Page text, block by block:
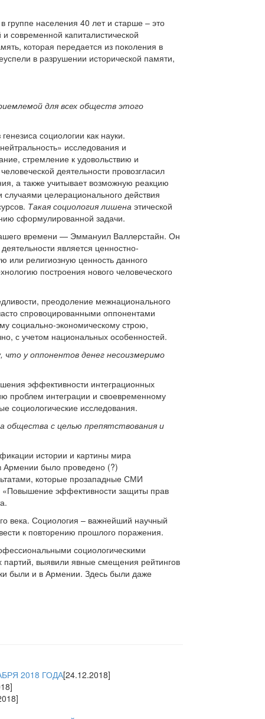
населения 40 лет и старше – это
современной капиталистической
которая передается из поколения в
в разрушении исторической памяти,
для всех обществ этого
социологии как науки.
исследования и
стремление к удовольствию и
деятельности провозгласил
а также учитывает возможную реакцию
целерационального действия
Такая социология лишена этической
сформулированной задачи.
времени — Эммануил Валлерстайн. Он
является ценностно-
или религиозную ценность данного
построения нового человеческого
преодоление межнационального
спровоцированными оппонентами
социально-экономическому строю,
с учетом национальных особенностей.
у оппонентов денег несоизмеримо
эффективности интеграционных
проблем интеграции и своевременному
социологические исследования.
общества с целью препятствования и
истории и картины мира
Армении было проведено (?)
которые прозападные СМИ
эффективности защиты прав
века. Социология – важнейший научный
к повторению прошлого поражения.
социологическими
выявили явные смещения рейтингов
были и в Армении. Здесь были даже
2018 ГОДА[24.12.2018]